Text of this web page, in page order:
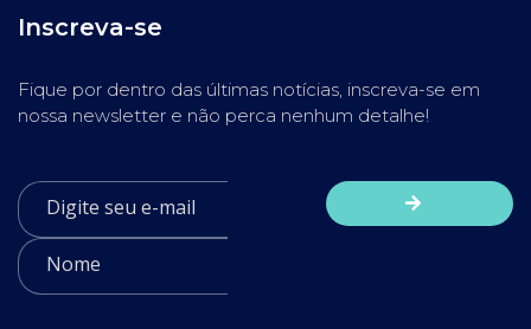
Inscreva-se
Fique por dentro das últimas notícias, inscreva-se em
nossa newsletter e não perca nenhum detalhe!